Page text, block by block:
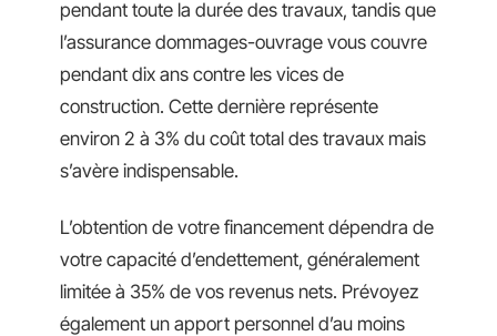
pendant toute la durée des travaux, tandis que
l’assurance dommages-ouvrage vous couvre
pendant dix ans contre les vices de
construction. Cette dernière représente
environ 2 à 3% du coût total des travaux mais
s’avère indispensable.
L’obtention de votre financement dépendra de
votre capacité d’endettement, généralement
limitée à 35% de vos revenus nets. Prévoyez
également un apport personnel d’au moins